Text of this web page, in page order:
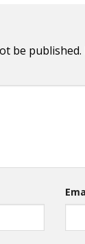
be published.